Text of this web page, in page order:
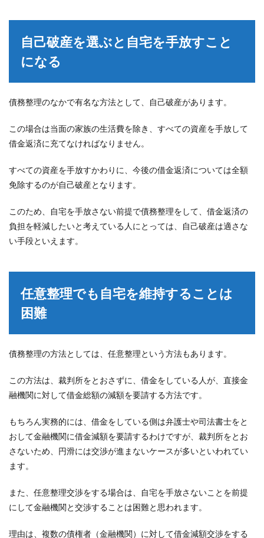
自己破産を選ぶと自宅を手放すこと
になる
債務整理のなかで有名な方法として、自己破産があります。
この場合は当面の家族の生活費を除き、すべての資産を手放して
借金返済に充てなければなりません。
すべての資産を手放すかわりに、今後の借金返済については全額
免除するのが自己破産となります。
このため、自宅を手放さない前提で債務整理をして、借金返済の
負担を軽減したいと考えている人にとっては、自己破産は適さな
い手段といえます。
任意整理でも自宅を維持することは
困難
債務整理の方法としては、任意整理という方法もあります。
この方法は、裁判所をとおさずに、借金をしている人が、直接金
融機関に対して借金総額の減額を要請する方法です。
もちろん実務的には、借金をしている側は弁護士や司法書士をと
おして金融機関に借金減額を要請するわけですが、裁判所をとお
さないため、円滑には交渉が進まないケースが多いといわれてい
ます。
また、任意整理交渉をする場合は、自宅を手放さないことを前提
にして金融機関と交渉することは困難と思われます。
理由は、複数の債権者（金融機関）に対して借金減額交渉をする